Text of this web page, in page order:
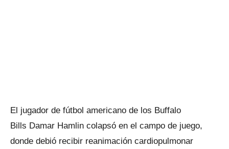
El jugador de fútbol americano de los Buffalo
Bills Damar Hamlin colapsó en el campo de juego,
donde debió recibir reanimación cardiopulmonar